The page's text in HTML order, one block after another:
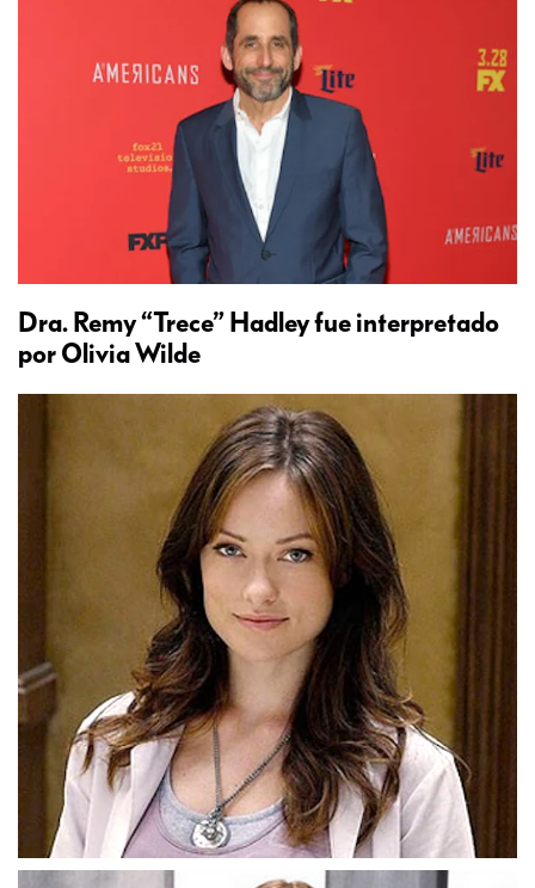
Dra. Remy “Trece” Hadley fue interpretado
por Olivia Wilde